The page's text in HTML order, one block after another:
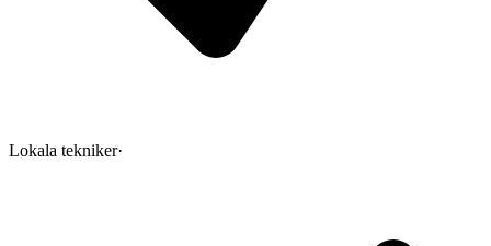
Lokala tekniker·